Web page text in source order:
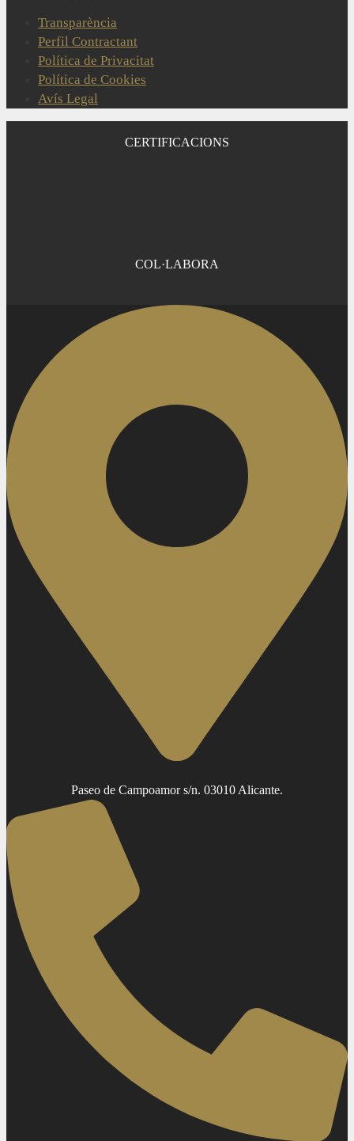
Transparència
Perfil Contractant
Política de Privacitat
Política de Cookies
Avís Legal
CERTIFICACIONS
COL·LABORA
Paseo de Campoamor s/n. 03010 Alicante.